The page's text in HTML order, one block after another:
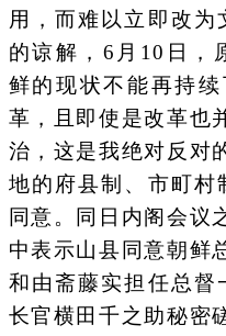
用，而难以立即改为
的谅解，6月10日，
鲜的现状不能再持
革，且即使是改革也
治，这是我绝对反对
地的府县制、市町村
同意。同日内阁会议
中表示山县同意朝鲜
和由斋藤实担任总督
长官横田千之助秘密